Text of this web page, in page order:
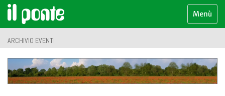
Menù
ARCHIVIO EVENTI